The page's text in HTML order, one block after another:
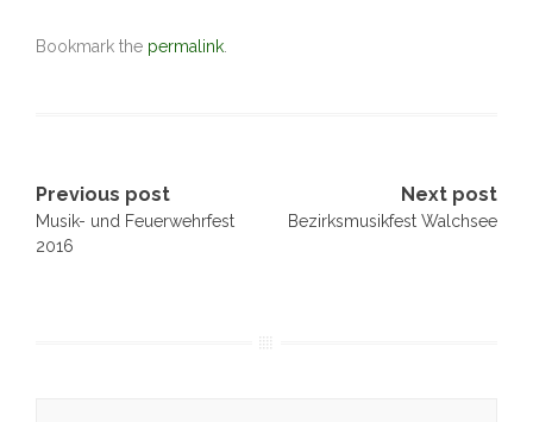
Bookmark the permalink
Post
navigation
Previous post
Musik- und Feuerwehrfest
2016
Next post
Bezirksmusikfest Walchsee